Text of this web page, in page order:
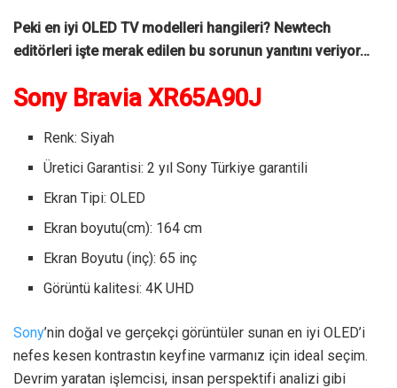
Peki en iyi OLED TV modelleri hangileri? Newtech
editörleri işte merak edilen bu sorunun yanıtını veriyor…
Sony Bravia XR65A90J
Renk: Siyah
Üretici Garantisi: 2 yıl Sony Türkiye garantili
Ekran Tipi: OLED
Ekran boyutu(cm): 164 cm
Ekran Boyutu (inç): 65 inç
Görüntü kalitesi: 4K UHD
Sony’nin doğal ve gerçekçi görüntüler sunan en iyi OLED’i
nefes kesen kontrastın keyfine varmanız için ideal seçim.
Devrim yaratan işlemcisi, insan perspektifi analizi gibi